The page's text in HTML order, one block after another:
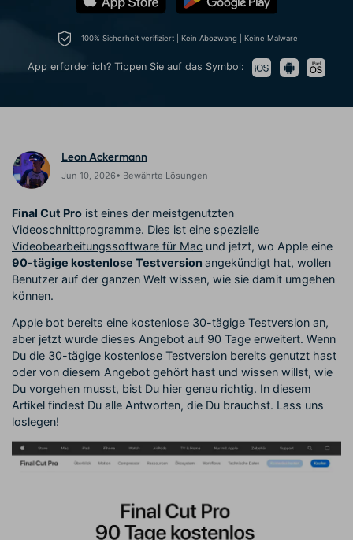
Lifestyle & Spaß
Video-Prompts
Über 100 heiße Video-
Prompts – schnell ähnliche
Videos erstellen
Meisterkurs
Beherrschen Sie
Videobearbeitungsfähigkeiten
erweitern Sie Ihre
Videobearbeitungs-
Fähigkeiten mit Filmora
können
Creator
Monetarisierungs-
Programm
Monetarisieren Sie
Freunde-werben-
Programm
An Freunde empfehlen,
Blog
Kunden-Geschichten
Erfahren Sie, wie unsere
Kunden Erfolg haben
Affiliate-Programm
Schalten Sie Partnerschaften
auf Unternehmensebene frei
Anmelden
100% Sicherheit verifiziert | Kein Abozwang | Keine Malware
App erforderlich? Tippen Sie auf das Symbol:
Leon Ackermann
Jun 10, 2026• Bewährte Lösungen
Final Cut Pro ist eines der meistgenutzten
Videoschnittprogramme. Dies ist eine spezielle
Videobearbeitungssoftware für Mac und jetzt, wo Apple eine
90-tägige kostenlose Testversion angekündigt hat, wollen
Benutzer auf der ganzen Welt wissen, wie sie damit umgehen
können.
Apple bot bereits eine kostenlose 30-tägige Testversion an,
aber jetzt wurde dieses Angebot auf 90 Tage erweitert. Wenn
Du die 30-tägige kostenlose Testversion bereits genutzt hast
oder von diesem Angebot gehört hast und wissen willst, wie
Du vorgehen musst, bist Du hier genau richtig. In diesem
Artikel findest Du alle Antworten, die Du brauchst. Lass uns
loslegen!